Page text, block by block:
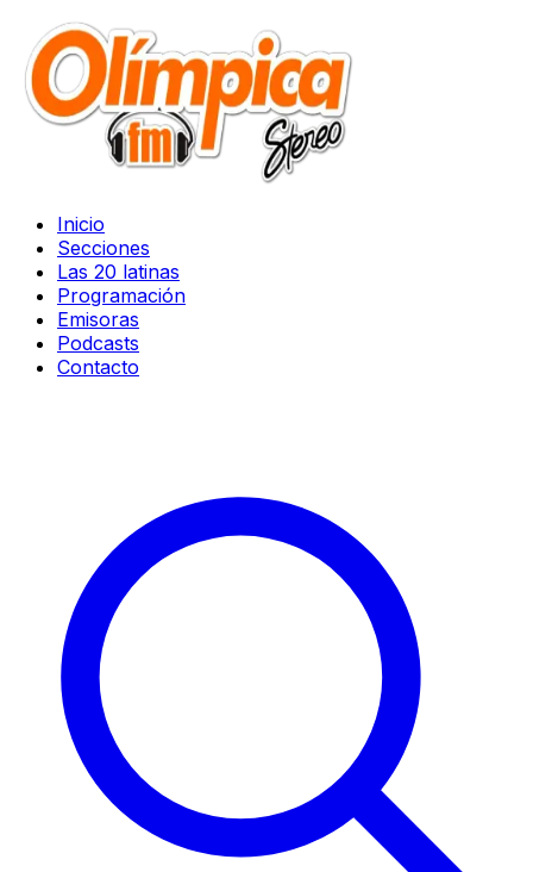
Inicio
Secciones
Las 20 latinas
Programación
Emisoras
Podcasts
Contacto